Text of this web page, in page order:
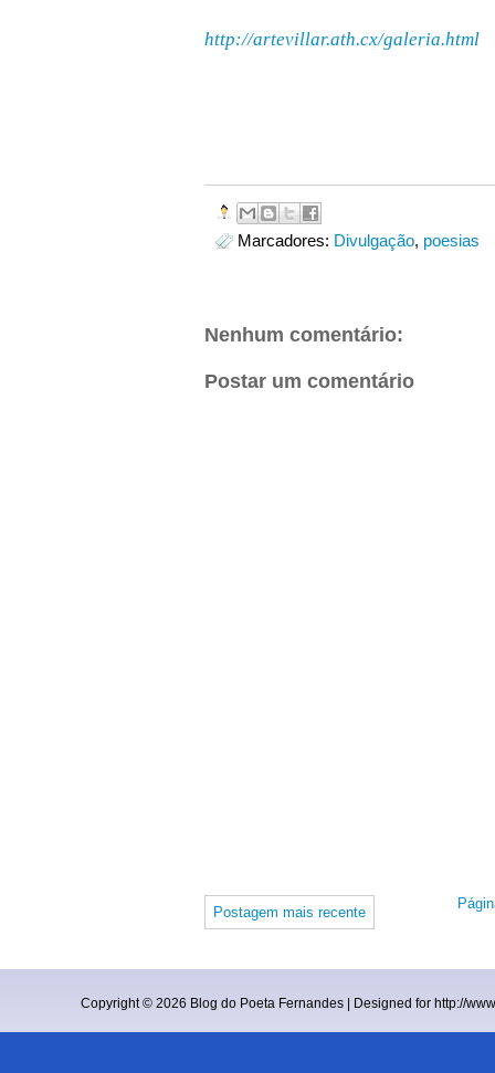
http://artevillar.ath.cx/galeria.html
Marcadores: Divulgação, poesias
Nenhum comentário:
Postar um comentário
Postagem mais recente
Copyright © 2026 Blog do Poeta Fernandes | Designed for http://